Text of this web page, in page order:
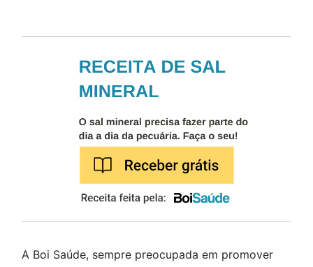
A Boi Saúde, sempre preocupada em promover